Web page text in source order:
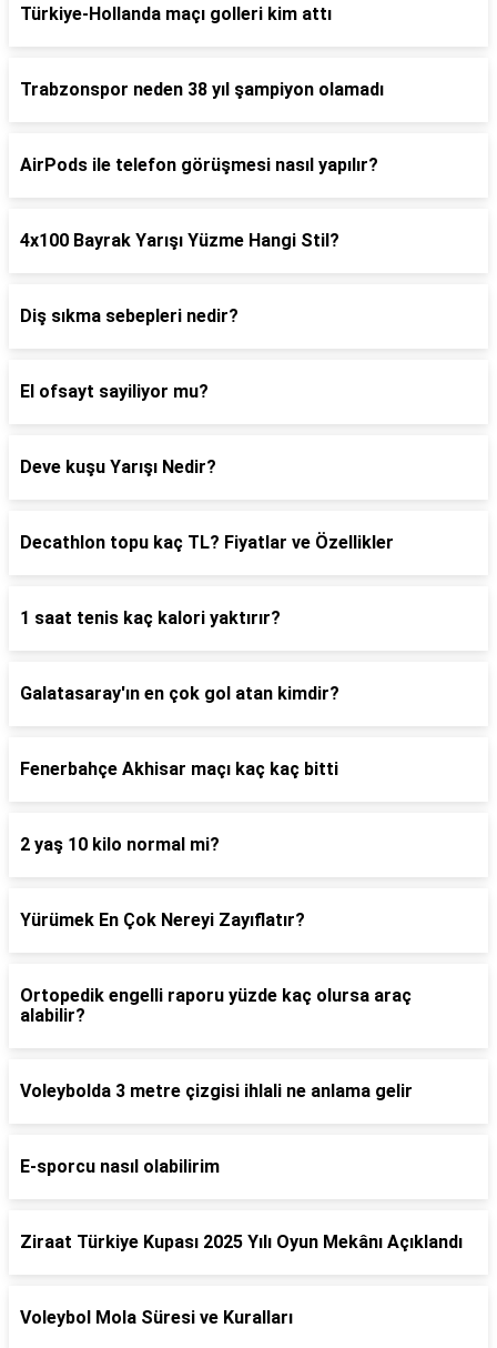
Türkiye-Hollanda maçı golleri kim attı
Trabzonspor neden 38 yıl şampiyon olamadı
AirPods ile telefon görüşmesi nasıl yapılır?
4x100 Bayrak Yarışı Yüzme Hangi Stil?
Diş sıkma sebepleri nedir?
El ofsayt sayiliyor mu?
Deve kuşu Yarışı Nedir?
Decathlon topu kaç TL? Fiyatlar ve Özellikler
1 saat tenis kaç kalori yaktırır?
Galatasaray'ın en çok gol atan kimdir?
Fenerbahçe Akhisar maçı kaç kaç bitti
2 yaş 10 kilo normal mi?
Yürümek En Çok Nereyi Zayıflatır?
Ortopedik engelli raporu yüzde kaç olursa araç
alabilir?
Voleybolda 3 metre çizgisi ihlali ne anlama gelir
E-sporcu nasıl olabilirim
Ziraat Türkiye Kupası 2025 Yılı Oyun Mekânı Açıklandı
Voleybol Mola Süresi ve Kuralları